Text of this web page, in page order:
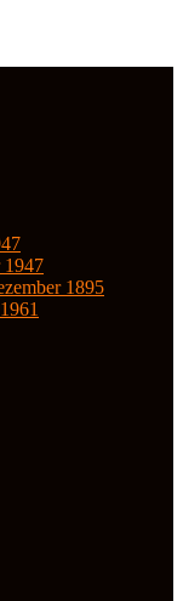
1947
1895